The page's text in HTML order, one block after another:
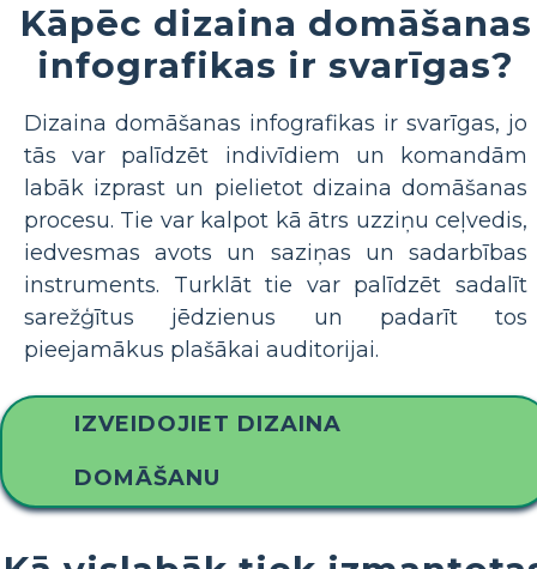
Kāpēc dizaina domāšanas
infografikas ir svarīgas?
Dizaina domāšanas infografikas ir svarīgas, jo
tās var palīdzēt indivīdiem un komandām
labāk izprast un pielietot dizaina domāšanas
procesu. Tie var kalpot kā ātrs uzziņu ceļvedis,
iedvesmas avots un saziņas un sadarbības
instruments. Turklāt tie var palīdzēt sadalīt
sarežģītus jēdzienus un padarīt tos
pieejamākus plašākai auditorijai.
IZVEIDOJIET DIZAINA
DOMĀŠANU